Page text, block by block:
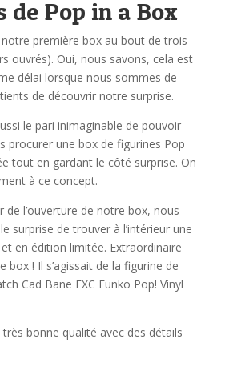
de Pop in a Box
première box au bout de trois
ouvrés). Oui, nous savons, cela est
délai lorsque nous sommes de
de découvrir notre surprise.
le pari inimaginable de pouvoir
procurer une box de figurines Pop
tout en gardant le côté surprise. On
à ce concept.
de l’ouverture de notre box, nous
surprise de trouver à l’intérieur une
en édition limitée. Extraordinaire
box ! Il s’agissait de la figurine de
Cad Bane EXC Funko Pop! Vinyl
bonne qualité avec des détails